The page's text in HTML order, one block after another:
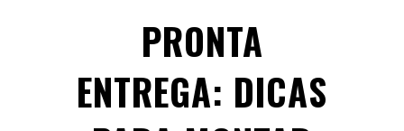
PRONTA
ENTREGA: DICAS